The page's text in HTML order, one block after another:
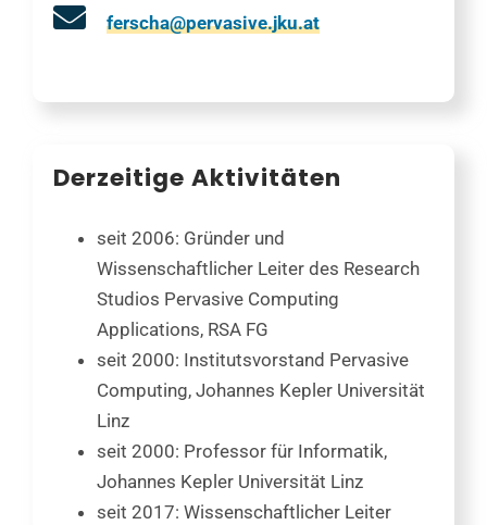
ferscha@pervasive.jku.at
Derzeitige Aktivitäten
seit 2006: Gründer und
Wissenschaftlicher Leiter des Research
Studios Pervasive Computing
Applications, RSA FG
seit 2000: Institutsvorstand Pervasive
Computing, Johannes Kepler Universität
Linz
seit 2000: Professor für Informatik,
Johannes Kepler Universität Linz
seit 2017: Wissenschaftlicher Leiter